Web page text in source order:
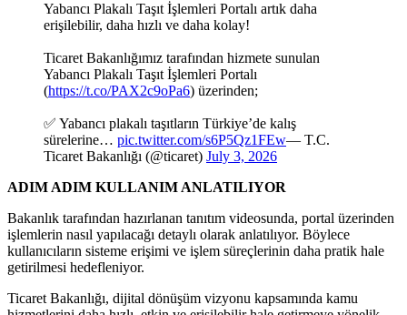
Yabancı Plakalı Taşıt İşlemleri Portalı artık daha
erişilebilir, daha hızlı ve daha kolay!
Ticaret Bakanlığımız tarafından hizmete sunulan
Yabancı Plakalı Taşıt İşlemleri Portalı
(https://t.co/PAX2c9oPa6) üzerinden;
✅ Yabancı plakalı taşıtların Türkiye’de kalış
sürelerine… pic.twitter.com/s6P5Qz1FEw— T.C.
Ticaret Bakanlığı (@ticaret) July 3, 2026
ADIM ADIM KULLANIM ANLATILIYOR
Bakanlık tarafından hazırlanan tanıtım videosunda, portal üzerinden
işlemlerin nasıl yapılacağı detaylı olarak anlatılıyor. Böylece
kullanıcıların sisteme erişimi ve işlem süreçlerinin daha pratik hale
getirilmesi hedefleniyor.
Ticaret Bakanlığı, dijital dönüşüm vizyonu kapsamında kamu